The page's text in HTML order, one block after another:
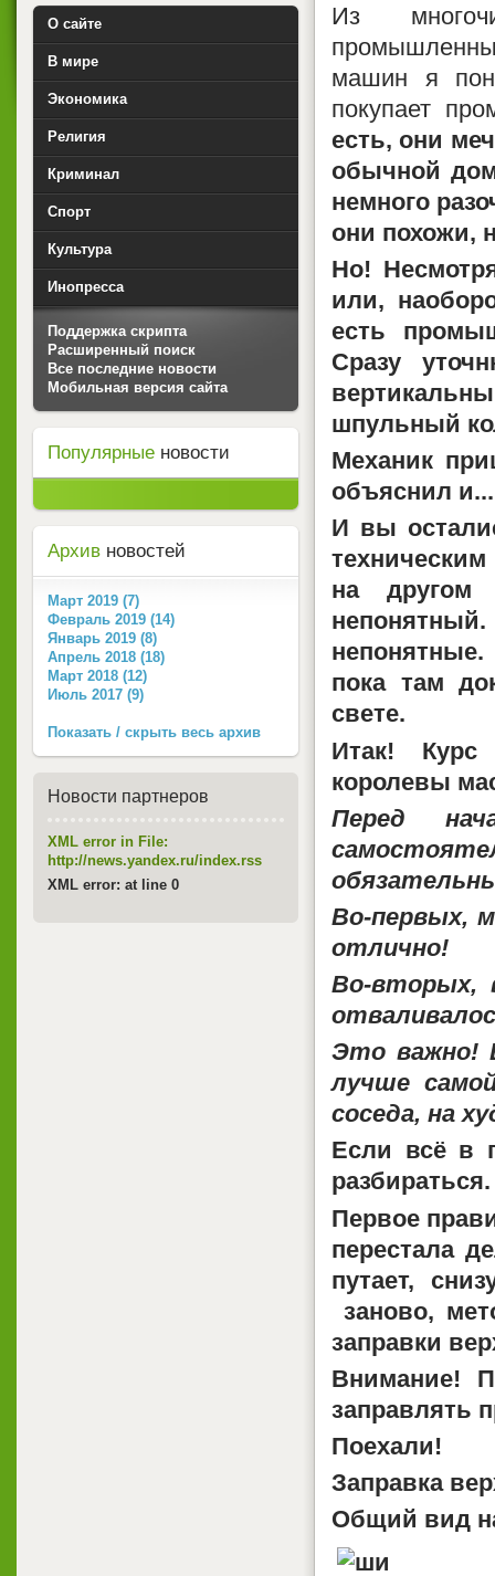
Из
машин я
покупает
есть, они
обычной
немного
они похожи,
Но!
или,
есть
Сразу
шпульный
Механик
объяснил
И вы
на
пока там
свете.
Итак!
королевы
Перед
Во-первых,
отлично!
Во-вторых,
Это важно!
лучше
соседа, на
Если всё в
разбираться.
Первое
перестала
путает,
заново,
заправки
Внимание!
заправлять
Поехали!
Заправка
Общий вид
О сайте
В мире
Экономика
Религия
Криминал
Спорт
Культура
Инопресса
Поддержка скрипта
Расширенный поиск
Все последние новости
Мобильная версия сайта
Популярные новости
Архив новостей
Март 2019 (7)
Февраль 2019 (14)
Январь 2019 (8)
Апрель 2018 (18)
Март 2018 (12)
Июль 2017 (9)
Показать / скрыть весь архив
Новости партнеров
XML error in File:
http://news.yandex.ru/index.rss
XML error: at line 0